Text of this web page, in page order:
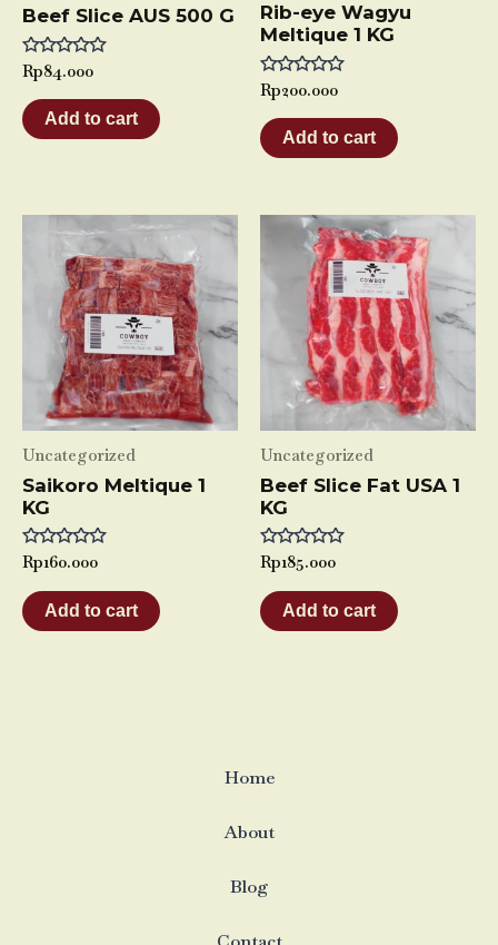
Beef Slice AUS 500 G
Rated
out
of
5
Rp84.000
Add to cart
Rib-eye Wagyu
Meltique 1 KG
Rated
out
of
5
Rp200.000
Add to cart
Uncategorized
Saikoro Meltique 1
KG
Rated
out
of
5
Rp160.000
Add to cart
Uncategorized
Beef Slice Fat USA 1
KG
Rated
out
of
5
Rp185.000
Add to cart
Home
About
Blog